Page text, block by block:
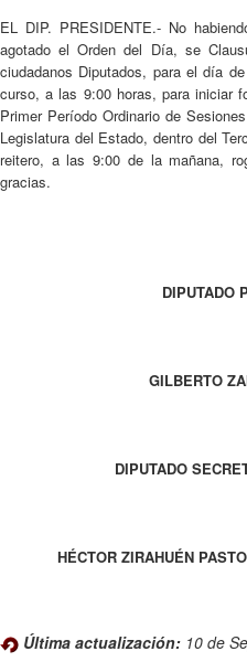
EL DIP. PRESIDENTE.- No
agotado el Orden del Día, se
ciudadanos Diputados, para el día
curso, a las 9:00 horas, para iniciar
Primer Período Ordinario de
Legislatura del Estado, dentro del
reitero, a las 9:00 de la mañana,
gracias.
DIPUTADO
GILBERTO
DIPUTADO
HÉCTOR ZIRAHUÉN
Última actualización: 10 de